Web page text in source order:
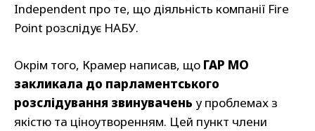
Independent про те, що діяльність компанії Fire
Point розслідує НАБУ.
Окрім того, Крамер написав, що ГАР МО
закликала до парламентського
розслідування звинувачень у проблемах з
якістю та ціноутворенням. Цей пункт члени